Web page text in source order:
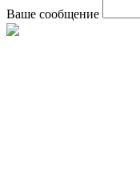
Ваше сообщение